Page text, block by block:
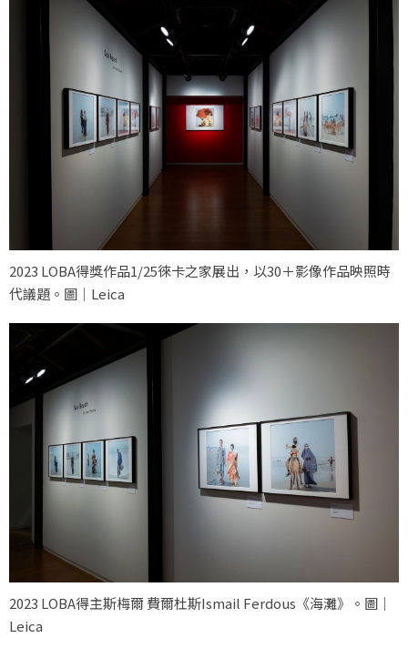
2023 LOBA得獎作品1/25徠卡之家展出，以30＋影像作品映照時
代議題。圖｜Leica
2023 LOBA得主斯梅爾 費爾杜斯Ismail Ferdous《海灘》。圖｜
Leica